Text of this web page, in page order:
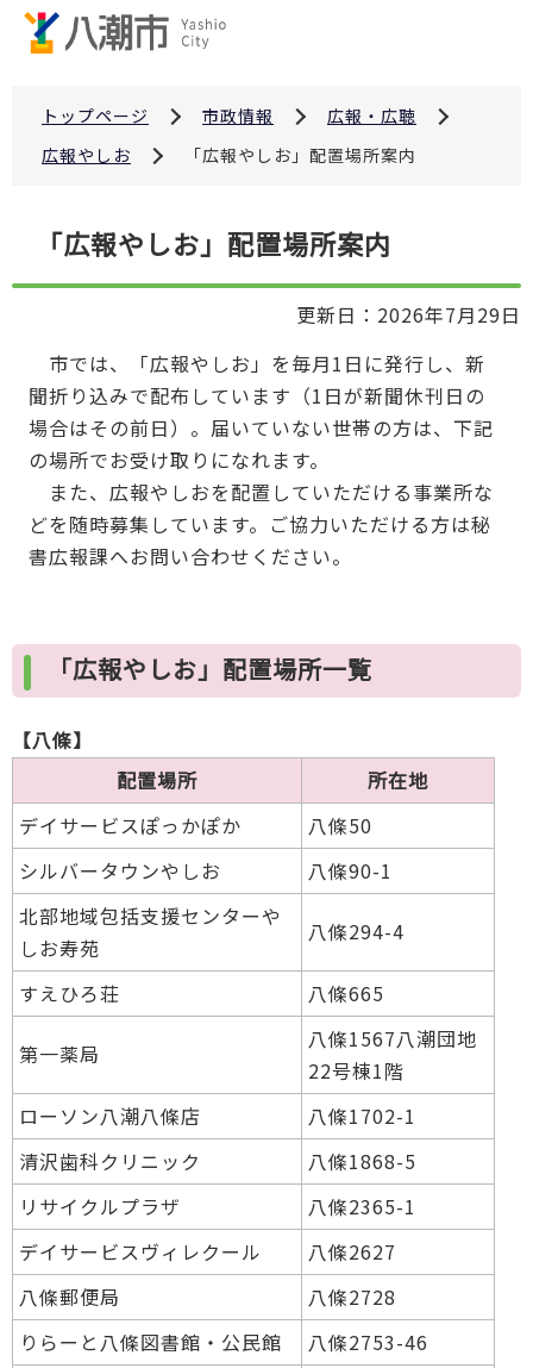
トップページ 市政情報
広報・広聴
広報やしお
「広報やしお」配置場所案内
こ
「広報やしお」配置場所案内
更新日：2026年7月29日
市では、「広報やしお」を毎月1日に発行し、新
聞折り込みで配布しています（1日が新聞休刊日の
場合はその前日）。届いていない世帯の方は、下記
の場所でお受け取りになれます。
また、広報やしおを配置していただける事業所な
どを随時募集しています。ご協力いただける方は秘
書広報課へお問い合わせください。
「広報やしお」配置場所一覧
【八條】
配置場所
所在地
デイサービスぽっかぽか
八條50
シルバータウンやしお
八條90-1
北部地域包括支援センターや
しお寿苑
八條294-4
すえひろ荘 八條665
第一薬局
八條1567八潮団地
22号棟1階
ローソン八潮八條店
八條1702-1
清沢歯科クリニック
八條1868-5
リサイクルプラザ
八條2365-1
デイサービスヴィレクール
八條2627
八條郵便局
八條2728
りらーと八條図書館・公民館
八條2753-46